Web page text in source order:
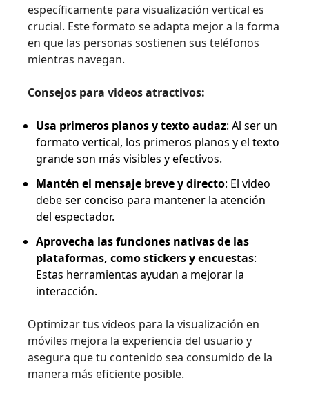
específicamente para visualización vertical es
crucial. Este formato se adapta mejor a la forma
en que las personas sostienen sus teléfonos
mientras navegan.
Consejos para videos atractivos:
Usa primeros planos y texto audaz: Al ser un
formato vertical, los primeros planos y el texto
grande son más visibles y efectivos.
Mantén el mensaje breve y directo: El video
debe ser conciso para mantener la atención
del espectador.
Aprovecha las funciones nativas de las
plataformas, como stickers y encuestas:
Estas herramientas ayudan a mejorar la
interacción.
Optimizar tus videos para la visualización en
móviles mejora la experiencia del usuario y
asegura que tu contenido sea consumido de la
manera más eficiente posible.